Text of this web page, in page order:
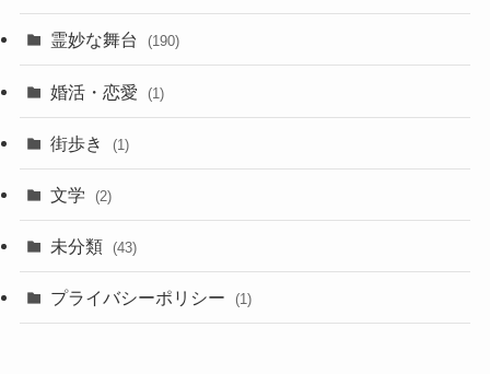
霊妙な舞台 (190)
婚活・恋愛 (1)
街歩き (1)
文学 (2)
未分類 (43)
プライバシーポリシー (1)